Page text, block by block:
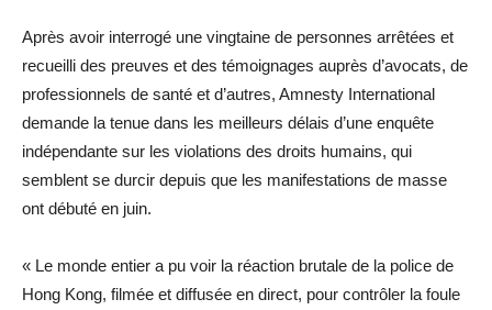
Après avoir interrogé une vingtaine de personnes arrêtées et
recueilli des preuves et des témoignages auprès d’avocats, de
professionnels de santé et d’autres, Amnesty International
demande la tenue dans les meilleurs délais d’une enquête
indépendante sur les violations des droits humains, qui
semblent se durcir depuis que les manifestations de masse
ont débuté en juin.
« Le monde entier a pu voir la réaction brutale de la police de
Hong Kong, filmée et diffusée en direct, pour contrôler la foule